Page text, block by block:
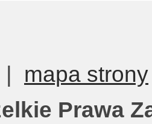
mapa strony
Prawa